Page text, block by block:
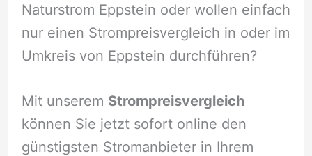
Naturstrom Eppstein oder wollen einfach
nur einen Strompreisvergleich in oder im
Umkreis von Eppstein durchführen?
Mit unserem Strompreisvergleich
können Sie jetzt sofort online den
günstigsten Stromanbieter in Ihrem